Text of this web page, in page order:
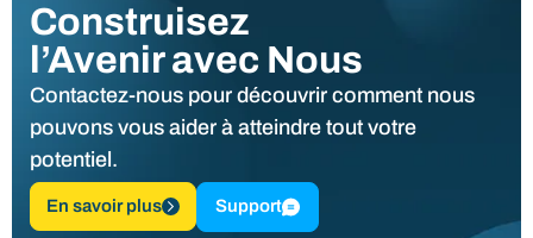
Construisez
l’Avenir avec Nous
Contactez-nous pour découvrir comment nous
pouvons vous aider à atteindre tout votre
potentiel.
En savoir plus Support